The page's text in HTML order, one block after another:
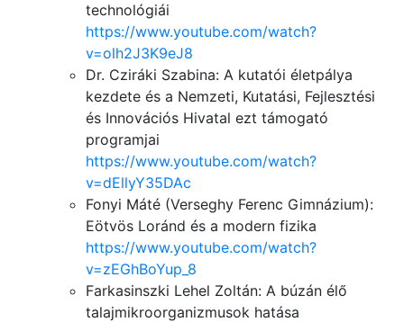
technológiái
https://www.youtube.com/watch?
v=olh2J3K9eJ8
Dr. Cziráki Szabina: A kutatói életpálya
kezdete és a Nemzeti, Kutatási, Fejlesztési
és Innovációs Hivatal ezt támogató
programjai
https://www.youtube.com/watch?
v=dEllyY35DAc
Fonyi Máté (Verseghy Ferenc Gimnázium):
Eötvös Loránd és a modern fizika
https://www.youtube.com/watch?
v=zEGhBoYup_8
Farkasinszki Lehel Zoltán: A búzán élő
talajmikroorganizmusok hatása